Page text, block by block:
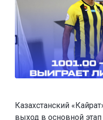
Казахстанский
выход в основной